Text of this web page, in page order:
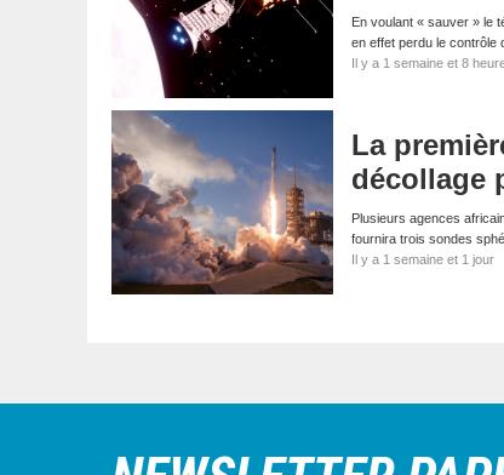
En voulant « sauver » le
en effet perdu le contrôle
Il y a 1 semaine et 8
La
décollage
Plusieurs agences
fournira trois sondes
Il y a 1 semaine et 1 jour